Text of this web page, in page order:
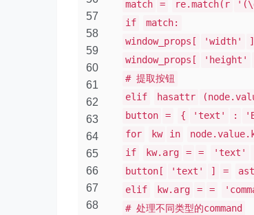
57
58
59
60
61
62
63
64
65
66
67
68
match
= re.match(r
if
match:
window_props[
'width' ]
window_props[
'height'
# 提取按钮
elif
hasattr
button
= { 'text' :
for
kw in
if
kw.arg = = 'text'
button[
'text' ] =
elif
kw.arg = =
# 处理不同类型的command